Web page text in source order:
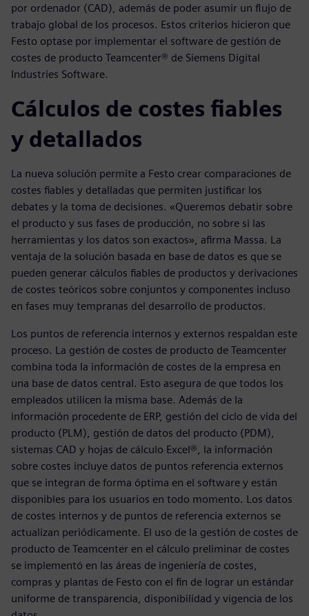
por ordenador (CAD), además de poder asumir un flujo de
trabajo global de los procesos. Estos criterios hicieron que
Festo optase por implementar el software de gestión de
costes de producto Teamcenter® de Siemens Digital
Industries Software.
Cálculos de costes fiables
y detallados
La nueva solución permite a Festo crear comparaciones de
costes fiables y detalladas que permiten justificar los
debates y la toma de decisiones. «Queremos debatir sobre
el producto y sus fases de producción, no sobre si las
herramientas y los datos son exactos», afirma Massa. La
ventaja de la solución basada en base de datos es que se
pueden generar cálculos fiables de productos y derivaciones
de costes teóricos sobre conjuntos y componentes incluso
en fases muy tempranas del desarrollo de productos.
Los puntos de referencia internos y externos respaldan este
proceso. La gestión de costes de producto de Teamcenter
combina toda la información de costes de la empresa en
una base de datos central. Esto asegura de que todos los
empleados utilicen la misma base. Además de la
información procedente de ERP, gestión del ciclo de vida del
producto (PLM), gestión de datos del producto (PDM),
sistemas CAD y hojas de cálculo Excel®, la información
sobre costes incluye datos de puntos referencia externos
que se integran de forma óptima en el software y están
disponibles para los usuarios en todo momento. Los datos
de costes internos y de puntos de referencia externos se
actualizan periódicamente. El uso de la gestión de costes de
producto de Teamcenter en el cálculo preliminar de costes
se implementó en las áreas de ingeniería de costes,
compras y plantas de Festo con el fin de lograr un estándar
uniforme de transparencia, disponibilidad y vigencia de los